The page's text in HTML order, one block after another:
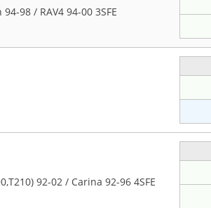
98 / RAV4 94-00 3SFE
92-02 / Carina 92-96 4SFE